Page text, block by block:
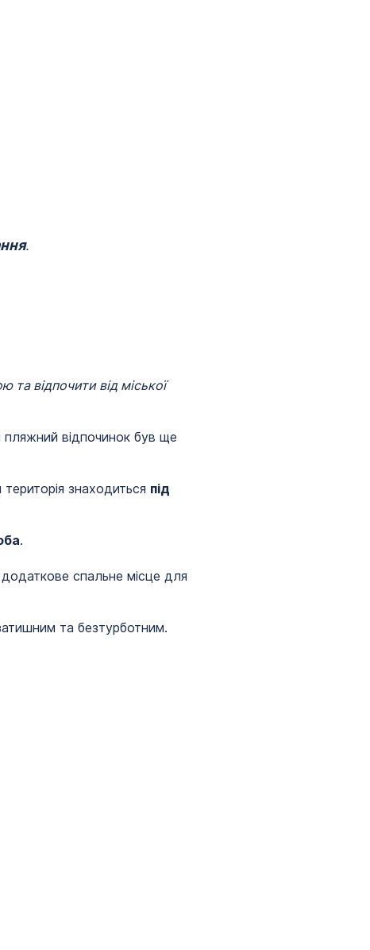
.
відпочити від міської
відпочинок був ще
територія знаходиться під
.
спальне місце для
та безтурботним.